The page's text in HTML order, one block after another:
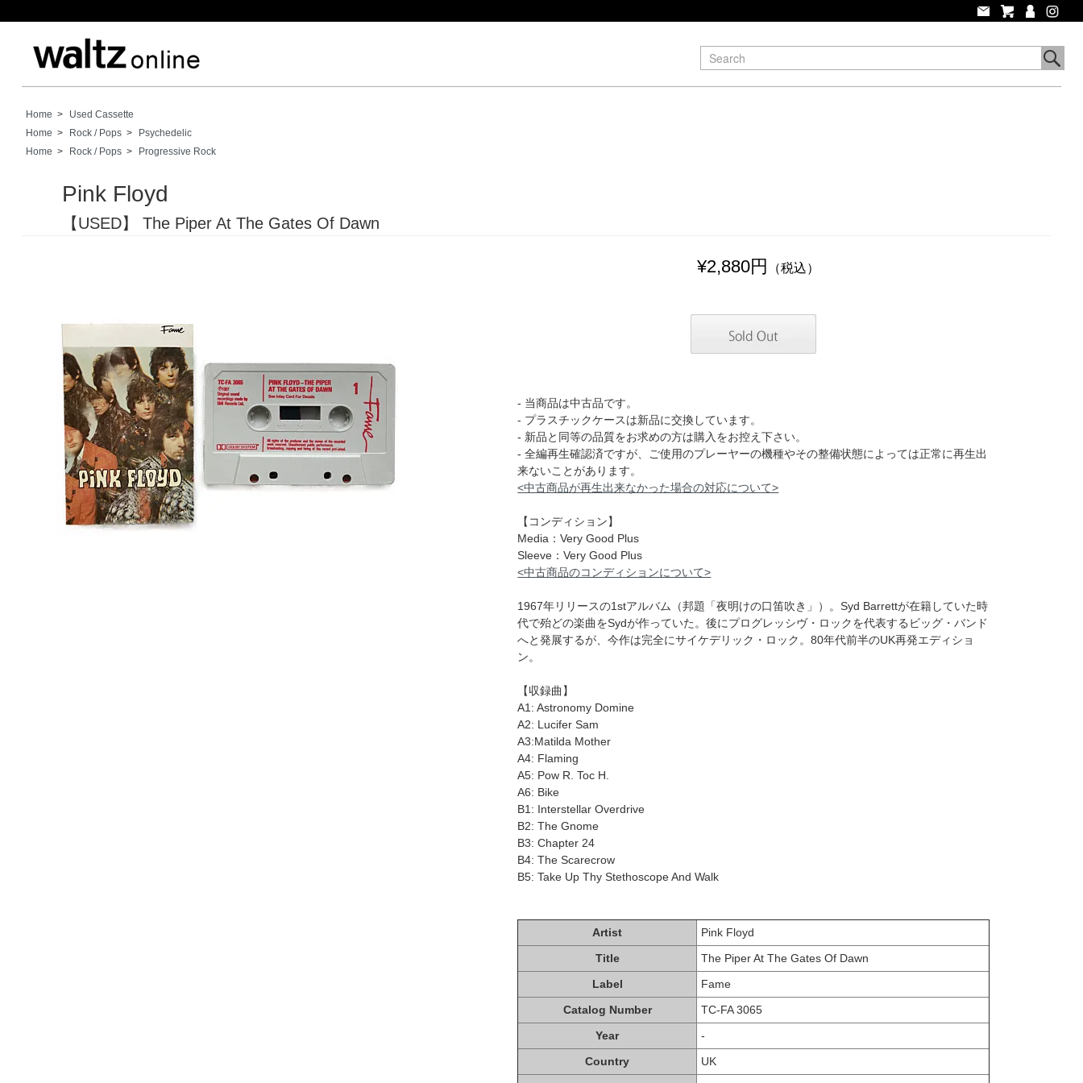
Home >
Used Cassette
Home > Rock / Pops >
Psychedelic
Home > Rock / Pops > Progressive Rock
Pink Floyd
【USED】 The Piper At The Gates Of Dawn
¥2,880円 （税込）
- 当商品は中古品です。
- プラスチックケースは新品に交換しています。
- 新品と同等の品質をお求めの方は購入をお控え下さい。
- 全編再生確認済ですが、ご使用のプレーヤーの機種やその整備状態によっては正常に再生出
来ないことがあります。
<中古商品が再生出来なかった場合の対応について>
【コンディション】
Media：Very Good Plus
Sleeve：Very Good Plus
<中古商品のコンディションについて>
1967年リリースの1stアルバム（邦題「夜明けの口笛吹き」）。Syd Barrettが在籍していた時
代で殆どの楽曲をSydが作っていた。後にプログレッシヴ・ロックを代表するビッグ・バンド
へと発展するが、今作は完全にサイケデリック・ロック。80年代前半のUK再発エディショ
ン。
【収録曲】
A1: Astronomy Domine
A2: Lucifer Sam
A3:Matilda Mother
A4: Flaming
A5: Pow R. Toc H.
A6: Bike
B1: Interstellar Overdrive
B2: The Gnome
B3: Chapter 24
B4: The Scarecrow
B5: Take Up Thy Stethoscope And Walk
Artist
Pink Floyd
Title
The Piper At The Gates Of Dawn
Label
Fame
Catalog Number
TC-FA 3065
Year
-
Country
UK